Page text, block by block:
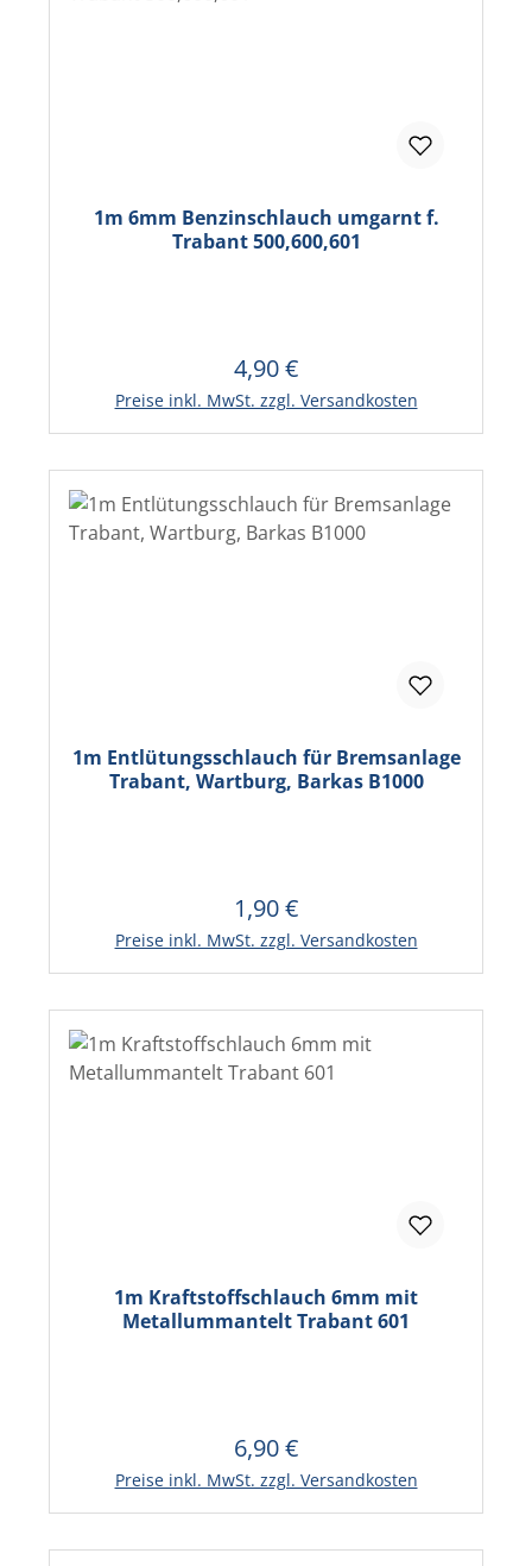
1m 6mm Benzinschlauch umgarnt f.
Trabant 500,600,601
Regulärer Preis:
4,90 €
Preise inkl. MwSt. zzgl. Versandkosten
In den Warenkorb
1m Entlütungsschlauch für Bremsanlage
Trabant, Wartburg, Barkas B1000
Regulärer Preis:
1,90 €
Preise inkl. MwSt. zzgl. Versandkosten
In den Warenkorb
1m Kraftstoffschlauch 6mm mit
Metallummantelt Trabant 601
Regulärer Preis:
6,90 €
Preise inkl. MwSt. zzgl. Versandkosten
In den Warenkorb